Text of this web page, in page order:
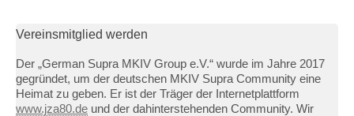
Vereinsmitglied werden
Der „German Supra MKIV Group e.V.“ wurde im Jahre 2017
gegründet, um der deutschen MKIV Supra Community eine
Heimat zu geben. Er ist der Träger der Internetplattform
www.jza80.de und der dahinterstehenden Community. Wir